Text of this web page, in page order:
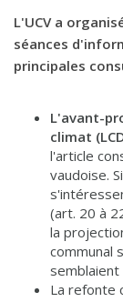
L'UCV a
séances
principales
L'avant-
climat
l'article
vaudoise.
(art. 20 à
la
communal
La refonte